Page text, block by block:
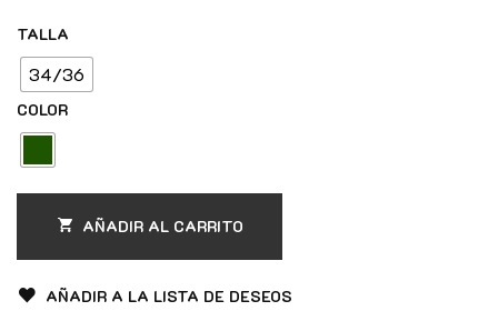
TALLA
34/36
COLOR
AÑADIR AL CARRITO
AÑADIR A LA LISTA DE DESEOS